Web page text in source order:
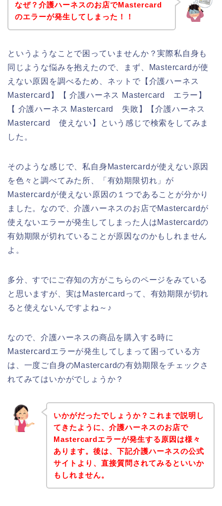
なぜ？介護ハーネスのお店でMastercard
のエラーが発生してしまった！！
というようなことで困っていませんか？実際私自身も
同じような悩みを抱えたので、まず、Mastercardが使
えない原因を調べるため、ネットで【介護ハーネス
Mastercard】【 介護ハーネス Mastercard エラー】
【 介護ハーネス Mastercard 失敗】【介護ハーネス
Mastercard 使えない】という感じで検索をしてみま
した。
そのような感じで、私自身Mastercardが使えない原因
を色々と調べてみた所、「有効期限切れ」が
Mastercardが使えない原因の１つであることが分かり
ました。なので、介護ハーネスのお店でMastercardが
使えないエラーが発生してしまった人はMastercardの
有効期限が切れていることが原因なのかもしれません
よ。
多分、すでにご存知の方がこちらのページをみている
と思いますが、実はMastercardって、有効期限が切れ
ると使えないんですよね～♪
なので、介護ハーネスの商品を購入する時に
Mastercardエラーが発生してしまって困っている方
は、一度ご自身のMastercardの有効期限をチェックさ
れてみてはいかがでしょうか？
いかがだったでしょうか？これまで説明し
てきたように、介護ハーネスのお店で
Mastercardエラーが発生する原因は様々
あります。後は、下記介護ハーネスの公式
サイトより、直接質問されてみるといいか
もしれません。